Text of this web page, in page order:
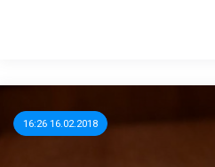
16:26 16.02.2018